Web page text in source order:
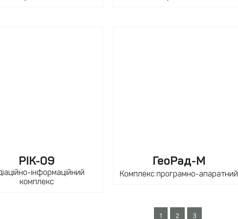
РІК-09
інформаційний
комплекс
ГеоРад-М
Комплекс програмно-апаратний
1 2 3